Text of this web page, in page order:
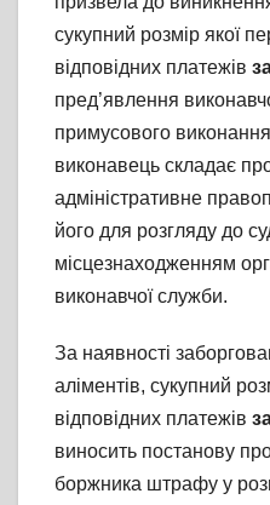
сукупний розмір якої
відповідних платежів
пред’явлення
примусового
виконавець складає
адміністративне
його для розгляду до
місцезнаходженням
виконавчої служби.
За наявності
аліментів, сукупний
відповідних платежів
виносить постанову
боржника штрафу у